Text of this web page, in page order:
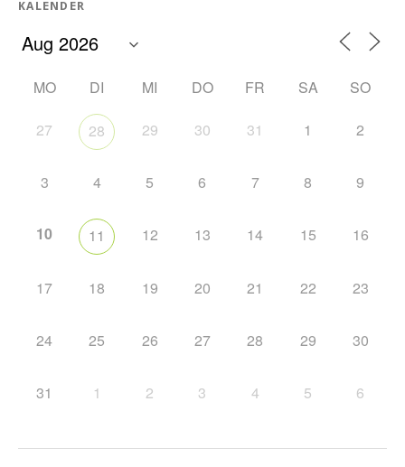
KALENDER
MO DI MI DO FR SA SO
27 28 29 30 31 1 2
3 4 5 6 7 8 9
10 11 12 13 14 15 16
17 18 19 20 21 22 23
24 25 26 27 28 29 30
31 1 2 3 4 5 6